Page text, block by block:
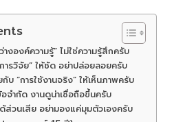
างองค์ความรู้” ไม่ใช่ความรู้สึกครับ
ารวิจัย” ให้ชัด อย่าปล่อยลอยครับ
บ “การใช้งานจริง” ให้เห็นภาพครับ
จำกัด งานดูน่าเชื่อถือขึ้นครับ
ส่วนเสีย อย่ามองแค่มุมตัวเองครับ